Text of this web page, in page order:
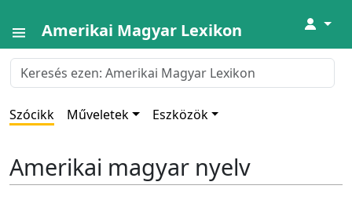
Amerikai Magyar Lexikon ↓
Szócikk Műveletek Eszközök
Amerikai magyar nyelv